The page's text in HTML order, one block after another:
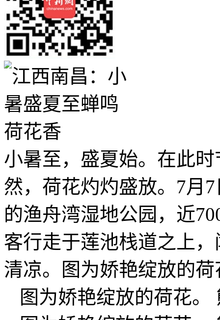
小暑至，盛夏始。在此
然，荷花灼灼盛放。7月
的渔舟湾湿地公园，近
客行走于莲池栈道之上
清凉。图为娇艳绽放的
图为娇艳绽放的荷花。